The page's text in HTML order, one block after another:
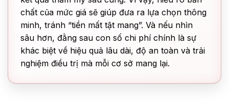
chất của mức giá sẽ giúp đưa ra lựa chọn thông
minh, tránh “tiền mất tật mang”. Và nếu nhìn
sâu hơn, đằng sau con số chi phí chính là sự
khác biệt về hiệu quả lâu dài, độ an toàn và trải
nghiệm điều trị mà mỗi cơ sở mang lại.